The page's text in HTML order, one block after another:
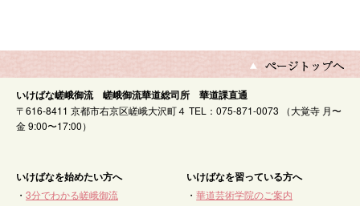
いけばな嵯峨御流 嵯峨御流華道総司所 華道課直通
〒616-8411 京都市右京区嵯峨大沢町４ TEL：075-871-0073 （大覚寺 月〜
金 9:00〜17:00）
いけばなを始めたい方へ
・ 3分でわかる嵯峨御流
いけばなを習っている方へ
・華道芸術学院のご案内